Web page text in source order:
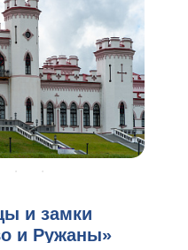
и замки
и Ружаны»